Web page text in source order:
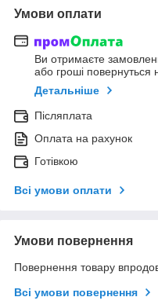
Умови оплати
Ви отримаєте
або гроші повернуться
Детальніше
Післяплата
Оплата на рахунок
Готівкою
Всі умови оплати
Умови повернення
Повернення товару
Всі умови повернення